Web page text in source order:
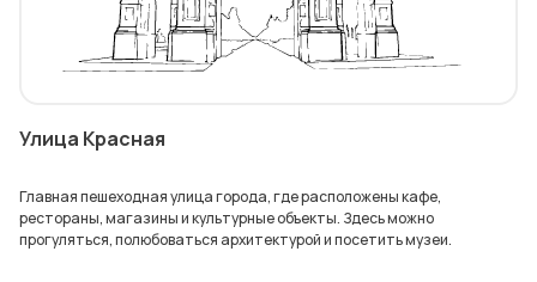
Улица Красная
Главная пешеходная улица города, где расположены кафе,
рестораны, магазины и культурные объекты. Здесь можно
прогуляться, полюбоваться архитектурой и посетить музеи.